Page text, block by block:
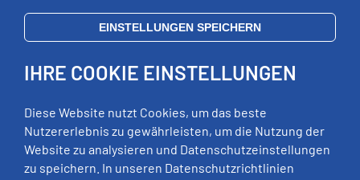
Di:
09:00 - 12:00 Uhr, 13:00 - 18:00 Uhr
Mi:
geschlossen
Fr:
09:00 - 12:00 Uhr
RECHTLICHES
EINSTELLUNGEN SPEICHERN
IHRE COOKIE EINSTELLUNGEN
Diese Website nutzt Cookies, um das beste
Nutzererlebnis zu gewährleisten, um die Nutzung der
Website zu analysieren und Datenschutzeinstellungen
zu speichern. In unseren Datenschutzrichtlinien